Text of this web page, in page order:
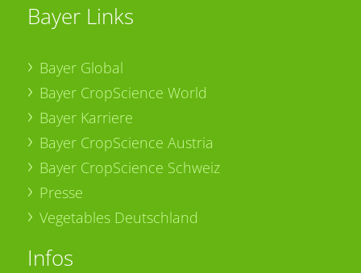
Bayer Links
Bayer Global
Bayer CropScience World
Bayer Karriere
Bayer CropScience Austria
Bayer CropScience Schweiz
Presse
Vegetables Deutschland
Infos